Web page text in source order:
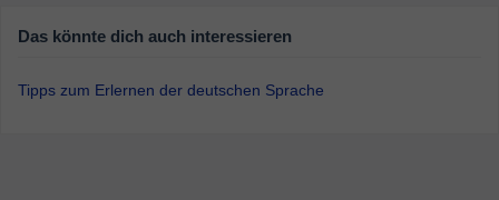
Das könnte dich auch interessieren
Tipps zum Erlernen der deutschen Sprache